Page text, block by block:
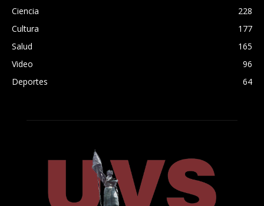
Ciencia
228
Cultura
177
Salud
165
Video
96
Deportes
64